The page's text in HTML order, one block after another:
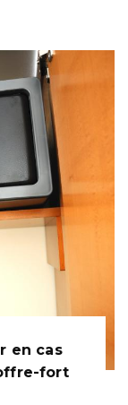
en cas
fort